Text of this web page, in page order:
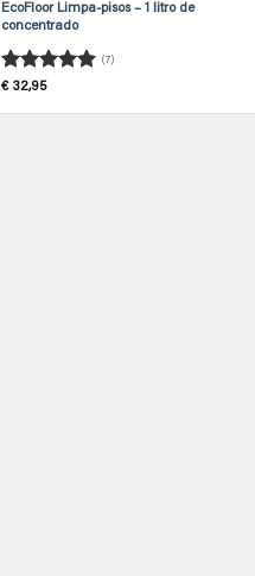
EcoFloor Limpa-pisos – 1 litro de
concentrado
Avaliação
(7)
€32,95